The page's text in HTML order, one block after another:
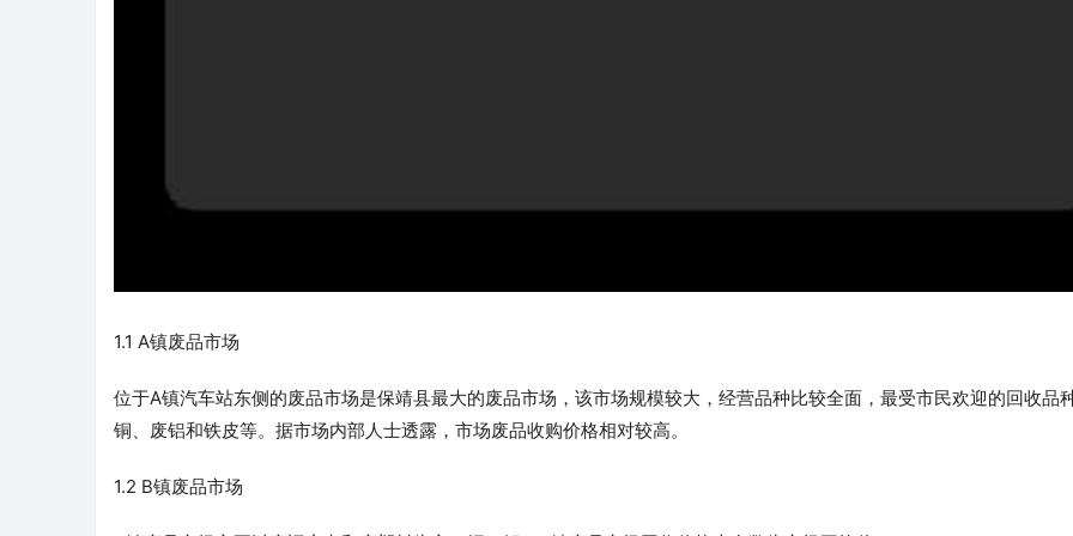
1.1 A镇废品市场
位于A镇汽车站东侧的废品市场是保靖县最大的废品市场，该市场规模较大，经营品种比较全面，最受市民欢迎的回收品
铜、废铝和铁皮等。据市场内部人士透露，市场废品收购价格相对较高。
1.2 B镇废品市场